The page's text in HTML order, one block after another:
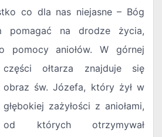
co dla nas niejasne – Bóg
na drodze życia,
pomocy aniołów.W górnej
części ołtarza znajduje się
obraz św. Józefa, który żył w
głębokiej zażyłości z aniołami,
od których otrzymywał